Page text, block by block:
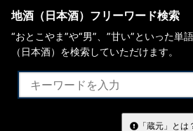
地酒（日本酒）フリーワード検索
“おとこやま”や“男”、”甘い”といった単
（日本酒）を検索していただけます。
「蔵元」とは